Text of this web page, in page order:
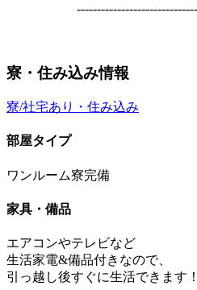
寮・住み込み情報
寮/社宅あり・住み込み
部屋タイプ
ワンルーム寮完備
家具・備品
エアコンやテレビなど
生活家電&備品付きなので、
引っ越し後すぐに生活できます！